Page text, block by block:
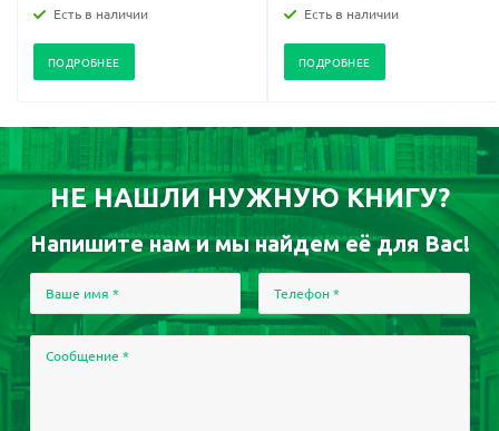
Есть в наличии
ПОДРОБНЕЕ
Есть в наличии
ПОДРОБНЕЕ
НЕ НАШЛИ НУЖНУЮ КНИГУ?
Напишите нам и мы найдем её для Вас!
Ваше имя * Телефон *
Сообщение *